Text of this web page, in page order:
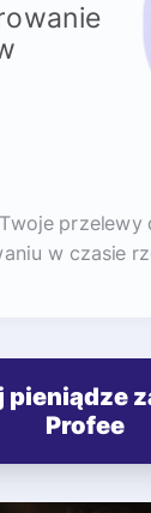
przelewy
w czasie
pieniądze
Profee